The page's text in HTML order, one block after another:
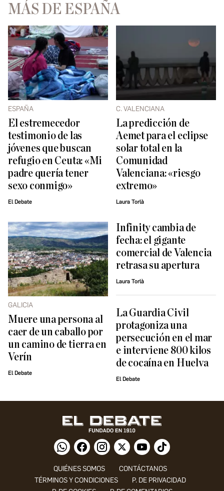
MÁS DE ESPAÑA
ESPAÑA
El estremecedor
testimonio de las
jóvenes que buscan
refugio en Ceuta: «Mi
padre quería tener
sexo conmigo»
El Debate
C. VALENCIANA
La predicción de
Aemet para el eclipse
solar total en la
Comunidad
Valenciana: «riesgo
extremo»
Laura Torlà
GALICIA
Muere una persona al
caer de un caballo por
un camino de tierra en
Verín
El Debate
Infinity cambia de
fecha: el gigante
comercial de Valencia
retrasa su apertura
Laura Torlà
La Guardia Civil
protagoniza una
persecución en el mar
e interviene 800 kilos
de cocaína en Huelva
El Debate
QUIÉNES SOMOS
CONTÁCTANOS
TÉRMINOS Y CONDICIONES
P. DE PRIVACIDAD